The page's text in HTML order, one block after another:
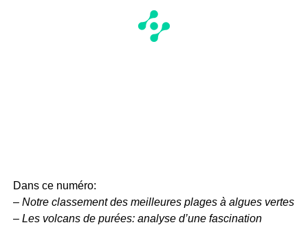
Dans ce numéro:
– Notre classement des meilleures plages à algues vertes
– Les volcans de purées: analyse d’une fascination